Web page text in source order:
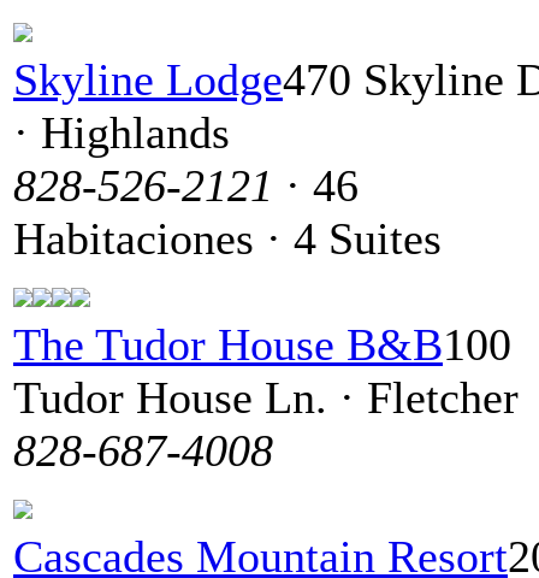
Skyline Lodge470 Skyline
· Highlands
828-526-2121 · 46
Habitaciones · 4 Suites
The Tudor House B&B100
Tudor House Ln. · Fletcher
828-687-4008
Cascades Mountain Resort